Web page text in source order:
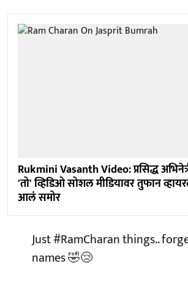
Rukmini Vasanth Video: प्रसिद्ध
'तो' व्हिडिओ सोशल मीडियावर तुफान
आलं समोर
Just#RamCharanthings..
names 🤣😢